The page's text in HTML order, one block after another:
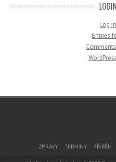
LOGIN
Log in
Entries
ZPRÁVY TERMÍNY PŘÍBĚH